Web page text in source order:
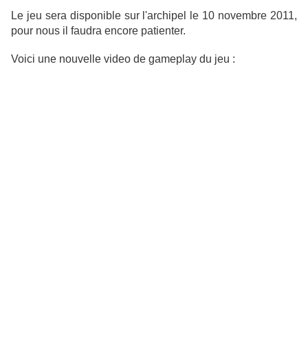
Le jeu sera disponible sur l'archipel le 10 novembre 2011,
pour nous il faudra encore patienter.
Voici une nouvelle video de gameplay du jeu :